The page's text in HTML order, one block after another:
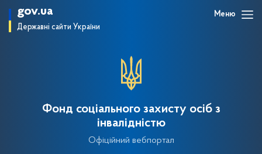
gov.ua
Державні сайти України
Меню
Фонд соціального захисту осіб з
інвалідністю
Офіційний вебпортал